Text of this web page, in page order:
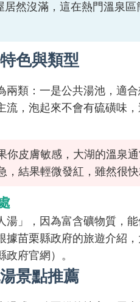
居然沒滿，這在熱門溫泉
色與類型
兩類：一是公共湯池，適
流，泡起來不會有硫磺味
你皮膚敏感，大湖的溫泉
，結果輕微發紅，雖然很
湯」，因為富含礦物質，
據苗栗縣政府的旅遊介紹
政府官網 ）。
景點推薦